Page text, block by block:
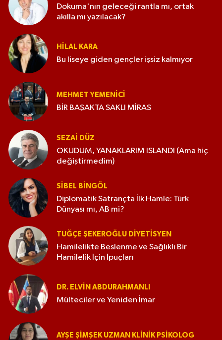
Dokuma'nın geleceği rantla mı, ortak
akılla mı yazılacak?
HILAL KARA
Bu liseye giden gençler işsiz kalmıyor
MEHMET YEMENICI
BİR BAŞAKTA SAKLI MİRAS
SEZAI DÜZ
OKUDUM, YANAKLARIM ISLANDI (Ama hiç
değiştirmedim)
SIBEL BINGÖL
Diplomatik Satrançta İlk Hamle: Türk
Dünyası mı, AB mi?
TUĞÇE ŞEKEROĞLU DIYETISYEN
Hamilelikte Beslenme ve Sağlıklı Bir
Hamilelik İçin İpuçları
DR. ELVIN ABDURAHMANLI
Mülteciler ve Yeniden İmar
AYŞE ŞIMŞEK UZMAN KLINIK PSIKOLOG